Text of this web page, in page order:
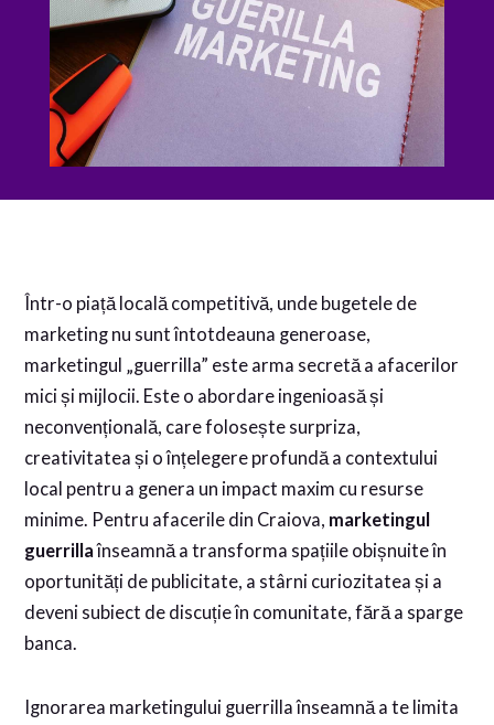
Într-o piață locală competitivă, unde bugetele de
marketing nu sunt întotdeauna generoase,
marketingul „guerrilla” este arma secretă a afacerilor
mici și mijlocii. Este o abordare ingenioasă și
neconvențională, care folosește surpriza,
creativitatea și o înțelegere profundă a contextului
local pentru a genera un impact maxim cu resurse
minime. Pentru afacerile din Craiova, marketingul
guerrillaînseamnă a transforma spațiile obișnuite în
oportunități de publicitate, a stârni curiozitatea și a
deveni subiect de discuție în comunitate, fără a sparge
banca.
Ignorarea marketingului guerrilla înseamnă a te limita